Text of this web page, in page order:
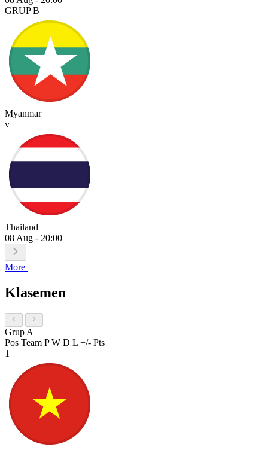
GRUP B
Myanmar
v
Thailand
08 Aug - 20:00
More
Klasemen
Grup A
Pos Team P W D L +/- Pts
1